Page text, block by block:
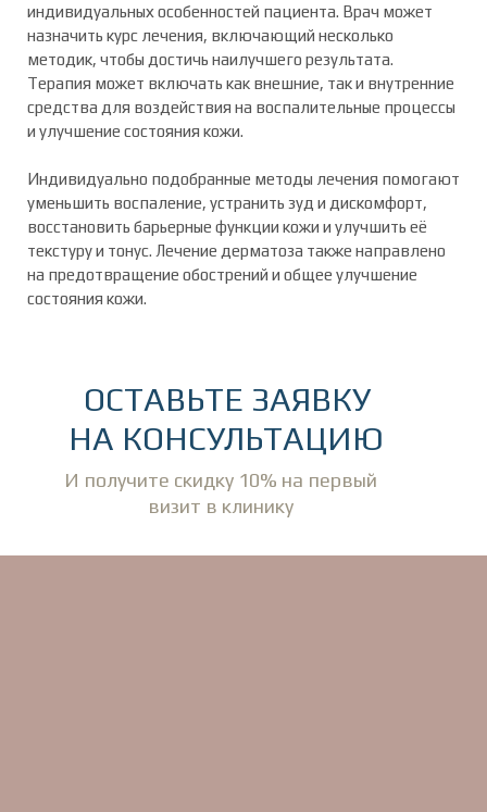
индивидуальных особенностей пациента. Врач может
назначить курс лечения, включающий несколько
методик, чтобы достичь наилучшего результата.
Терапия может включать как внешние, так и внутренние
средства для воздействия на воспалительные процессы
и улучшение состояния кожи.
Индивидуально подобранные методы лечения помогают
уменьшить воспаление, устранить зуд и дискомфорт,
восстановить барьерные функции кожи и улучшить её
текстуру и тонус. Лечение дерматоза также направлено
на предотвращение обострений и общее улучшение
состояния кожи.
И получите скидку 10% на первый
визит в клинику
ОСТАВЬТЕ ЗАЯВКУ
НА КОНСУЛЬТАЦИЮ